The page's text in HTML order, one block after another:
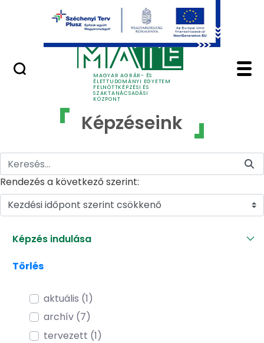
Ugrás a fő tartalomhoz
MAGYAR AGRÁR- ÉS
ÉLETTUDOMÁNYI EGYETEM
FELNŐTTKÉPZÉSI ÉS
SZAKTANÁCSADÁSI
KÖZPONT
Képzéseink - MATE
Képzéseink
Rendezés a következő szerint:
Kezdési időpont szerint csökkenő
Képzés indulása
Törlés
aktuális (1)
archív (7)
tervezett (1)